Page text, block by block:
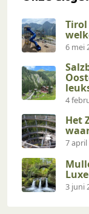
6 mei
4
Het
7 april
3 juni